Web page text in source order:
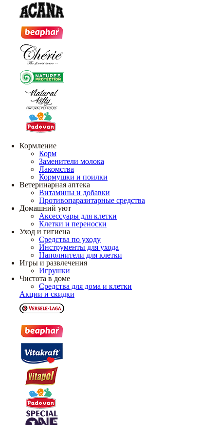
Кормление
Корм
Заменители молока
Лакомства
Кормушки и поилки
Ветеринарная аптека
Витамины и добавки
Противопаразитарные средства
Домашний уют
Аксессуары для клетки
Клетки и переноски
Уход и гигиена
Средства по уходу
Инструменты для ухода
Наполнители для клетки
Игры и развлечения
Игрушки
Чистота в доме
Средства для дома и клетки
Акции и скидки